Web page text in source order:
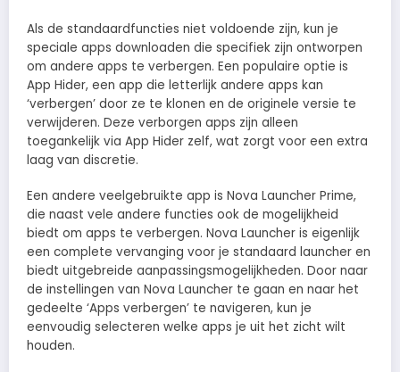
Als de standaardfuncties niet voldoende zijn, kun je
speciale apps downloaden die specifiek zijn ontworpen
om andere apps te verbergen. Een populaire optie is
App Hider, een app die letterlijk andere apps kan
‘verbergen’ door ze te klonen en de originele versie te
verwijderen. Deze verborgen apps zijn alleen
toegankelijk via App Hider zelf, wat zorgt voor een extra
laag van discretie.
Een andere veelgebruikte app is Nova Launcher Prime,
die naast vele andere functies ook de mogelijkheid
biedt om apps te verbergen. Nova Launcher is eigenlijk
een complete vervanging voor je standaard launcher en
biedt uitgebreide aanpassingsmogelijkheden. Door naar
de instellingen van Nova Launcher te gaan en naar het
gedeelte ‘Apps verbergen’ te navigeren, kun je
eenvoudig selecteren welke apps je uit het zicht wilt
houden.